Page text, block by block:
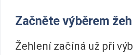
Začněte výběrem
Žehlení začíná už při